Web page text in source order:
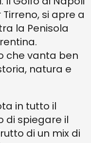
si apre a
la Penisola
che vanta ben
natura e
in tutto il
di spiegare il
di un mix di